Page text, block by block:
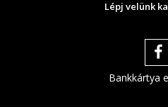
Lépj velünk
Bankkártya